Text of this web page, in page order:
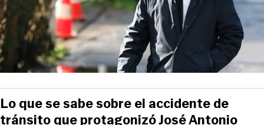
Lo que se sabe sobre el accidente de
tránsito que protagonizó José Antonio